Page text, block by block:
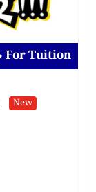
For Tuition
New